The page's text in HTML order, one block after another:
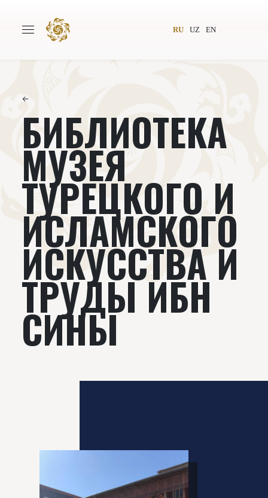
RU UZ EN
Авторы Всемирное общество
Издательство
Проекты Подкасты
Книги Видеолекторий
←
БИБЛИОТЕКА
МУЗЕЯ
ТУРЕЦКОГО И
ИСЛАМСКОГО
ИСКУССТВА И
ТРУДЫ ИБН
СИНЫ